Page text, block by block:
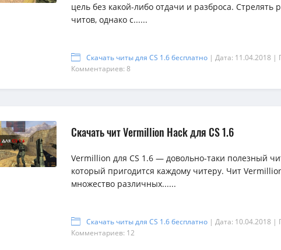
цель без какой-либо отдачи и разброса. Стрелять
читов, однако с......
Скачать читы для CS 1.6 бесплатно | Дата: 11.04.2018 |
Комментариев: 8
Скачать чит Vermillion Hack для CS 1.6
Vermillion для CS 1.6 — довольно-таки полезный
который пригодится каждому читеру. Чит
множество различных......
Скачать читы для CS 1.6 бесплатно | Дата: 10.04.2018 |
Комментариев: 12